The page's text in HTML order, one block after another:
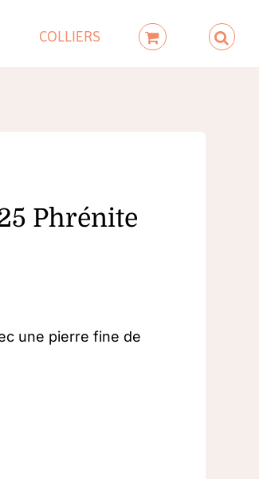
COLLIERS
Phrénite
une pierre fine de